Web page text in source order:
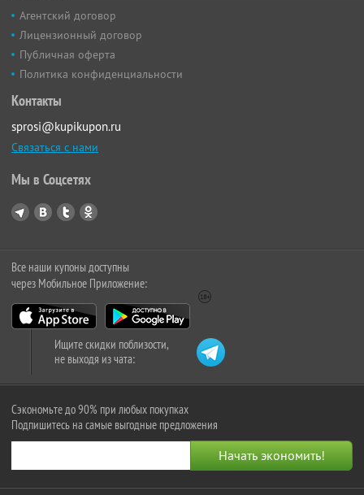
Агентский договор
Лицензионный договор
Публичная оферта
Политика конфиденциальности
Контакты
sprosi@kupikupon.ru
Связаться с нами
Мы в Соцсетях
Все наши купоны доступны
через Мобильное Приложение:
Ищите скидки поблизости,
не выходя из чата:
Сэкономьте до 90% при любых покупках
Подпишитесь на самые выгодные предложения